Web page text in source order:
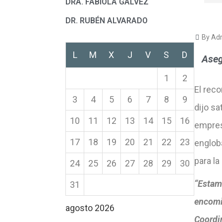
DR. RUBÉN ALVARADO
agosto 2026
L M X J V S D
1 2
3 4 5 6 7 8 9
10 11 12 13 14 15 16
17 18 19 20 21 22 23
24 25 26 27 28 29 30
31
By
El
dijo
para